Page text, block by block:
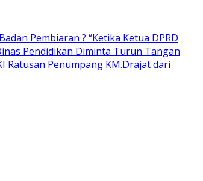
Pembiaran ? “Ketika Ketua DPRD
Pendidikan Diminta Turun Tangan
Ratusan Penumpang KM.Drajat dari